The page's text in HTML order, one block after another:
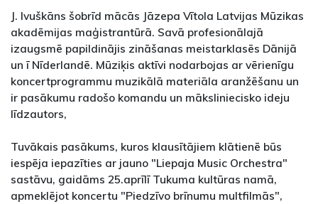
J. Ivuškāns šobrīd mācās Jāzepa Vītola Latvijas Mūzikas
akadēmijas maģistrantūrā. Savā profesionālajā
izaugsmē papildinājis zināšanas meistarklasēs Dānijā
un ī Nīderlandē. Mūziķis aktīvi nodarbojas ar vērienīgu
koncertprogrammu muzikālā materiāla aranžēšanu un
ir pasākumu radošo komandu un māksliniecisko ideju
līdzautors,
Tuvākais pasākums, kuros klausītājiem klātienē būs
iespēja iepazīties ar jauno "Liepaja Music Orchestra"
sastāvu, gaidāms 25.aprīlī Tukuma kultūras namā,
apmeklējot koncertu "Piedzīvo brīnumu multfilmās",